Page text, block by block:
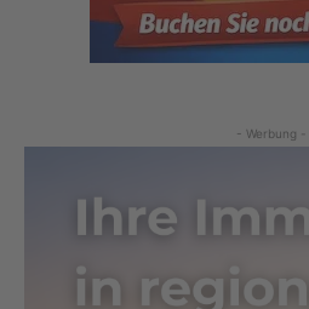
- Werbung -